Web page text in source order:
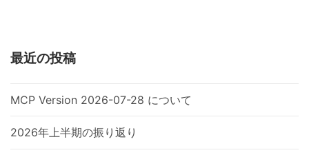
最近の投稿
MCP Version 2026-07-28 について
2026年上半期の振り返り